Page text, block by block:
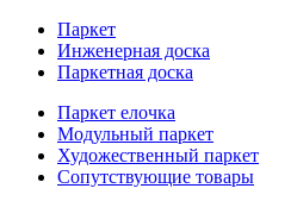
Паркет
Инженерная доска
Паркетная доска
Паркет елочка
Модульный паркет
Художественный паркет
Сопутствующие товары